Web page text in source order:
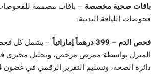
باقات صحية مخصصة – باقات مصممة
فحوصات اللياقة البدنية.
فحص الدم – 399 درهماً إماراتياً
– يشمل كل
المنزل بواسطة ممرض مرخص، وتحليل مخبري